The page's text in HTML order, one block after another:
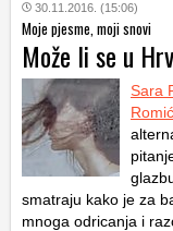
30.11.2016. (15:06)
Moje pjesme, moji snovi
Može li se u
Sara
Romić
smatraju kako je za
mnoga odricanja i